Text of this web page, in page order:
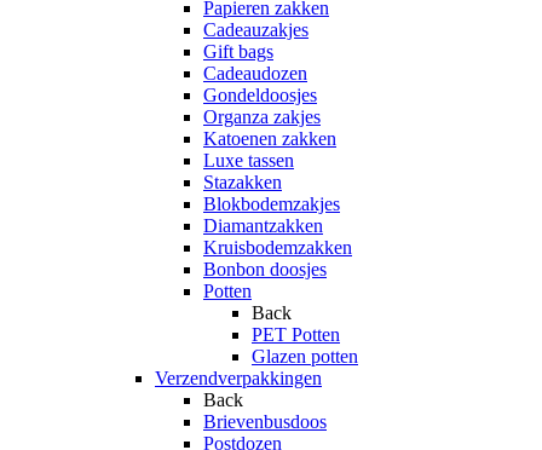
Papieren zakken
Cadeauzakjes
Gift bags
Cadeaudozen
Gondeldoosjes
Organza zakjes
Katoenen zakken
Luxe tassen
Stazakken
Blokbodemzakjes
Diamantzakken
Kruisbodemzakken
Bonbon doosjes
Potten
Back
PET Potten
Glazen potten
Verzendverpakkingen
Back
Brievenbusdoos
Postdozen